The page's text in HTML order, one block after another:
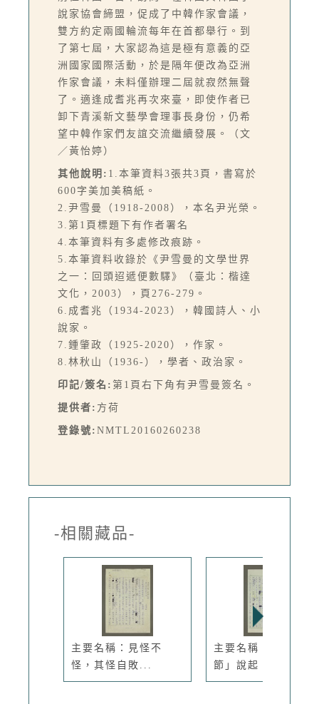
說家協會締盟，促成了中韓作家會議，
雙方約定兩國輪流每年在首都舉行。到
了第七屆，大家認為這是極有意義的亞
洲國家國際活動，於是隔年便改為亞洲
作家會議，未料僅辦理二屆就寂然無聲
了。適逢成耆兆再次來臺，即使作者已
卸下青溪新文藝學會理事長身份，仍希
望中韓作家們友誼交流繼續發展。（文
／黃怡婷）
其他說明: 1.本筆資料3張共3頁，書寫於
600字美加美稿紙。
2.尹雪曼（1918-2008），本名尹光榮。
3.第1頁標題下有作者署名
4.本筆資料有多處修改痕跡。
5.本筆資料收錄於《尹雪曼的文學世界
之一：回頭迢遞便數驛》（臺北：楷達
文化，2003），頁276-279。
6.成耆兆（1934-2023），韓國詩人、小
說家。
7.鍾肇政（1925-2020），作家。
8.林秋山（1936-），學者、政治家。
印記/簽名: 第1頁右下角有尹雪曼簽名。
提供者: 方荷
登錄號: NMTL20160260238
-相關藏品-
主要名稱：見怪不
怪，其怪自敗...
主要名稱：從「情人
節」說起